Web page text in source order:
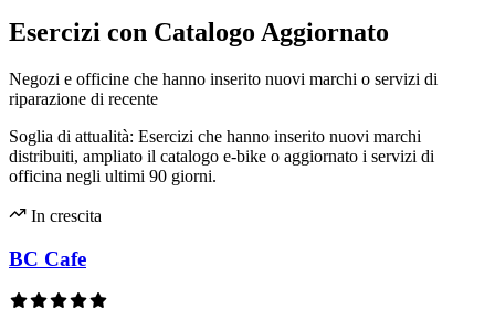
Esercizi con Catalogo Aggiornato
Negozi e officine che hanno inserito nuovi marchi o servizi di
riparazione di recente
Soglia di attualità: Esercizi che hanno inserito nuovi marchi
distribuiti, ampliato il catalogo e-bike o aggiornato i servizi di
officina negli ultimi 90 giorni.
In crescita
BC Cafe